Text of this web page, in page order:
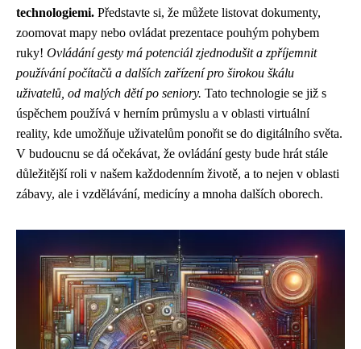
technologiemi. Představte si, že můžete listovat dokumenty,
zoomovat mapy nebo ovládat prezentace pouhým pohybem
ruky! Ovládání gesty má potenciál zjednodušit a zpříjemnit
používání počítačů a dalších zařízení pro širokou škálu
uživatelů, od malých dětí po seniory. Tato technologie se již s
úspěchem používá v herním průmyslu a v oblasti virtuální
reality, kde umožňuje uživatelům ponořit se do digitálního světa.
V budoucnu se dá očekávat, že ovládání gesty bude hrát stále
důležitější roli v našem každodenním životě, a to nejen v oblasti
zábavy, ale i vzdělávání, medicíny a mnoha dalších oborech.